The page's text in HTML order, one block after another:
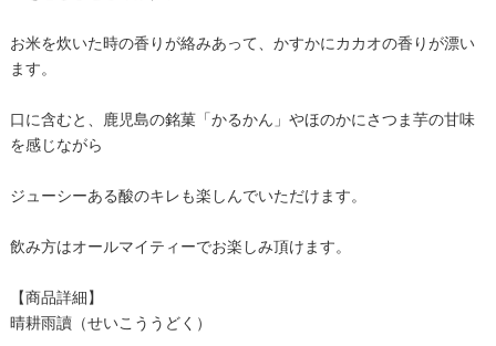
お米を炊いた時の香りが絡みあって、かすかにカカオの香りが漂い
ます。
口に含むと、鹿児島の銘菓「かるかん」やほのかにさつま芋の甘味
を感じながら
ジューシーある酸のキレも楽しんでいただけます。
飲み方はオールマイティーでお楽しみ頂けます。
【商品詳細】
晴耕雨讀（せいこううどく）